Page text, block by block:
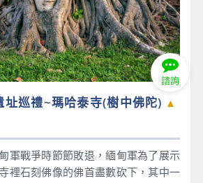
址巡禮~瑪哈泰寺(樹中佛陀) ▲
軍戰爭時節節敗退，緬甸軍為了展示
裡石刻佛像的佛首盡數砍下，其中一
諮詢